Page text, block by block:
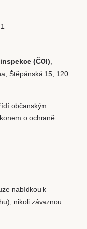
(ČOI)
Štěpánská 15, 120
občanským
o ochraně
nabídkou k
nikoli závaznou